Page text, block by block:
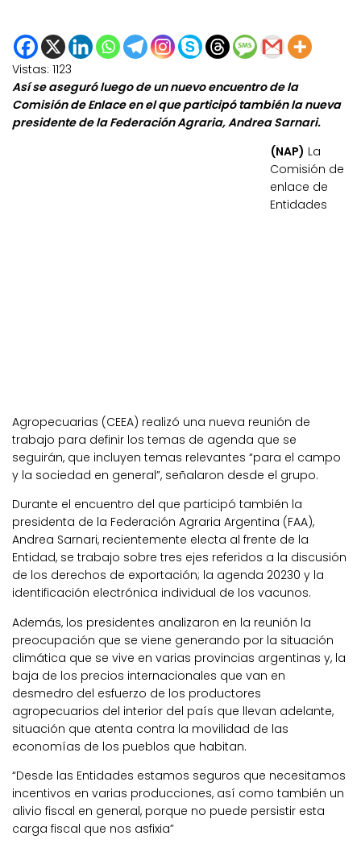
Vistas: 1123
Así se aseguró luego de un nuevo encuentro de la
Comisión de Enlace en el que participó también la nueva
presidente de la Federación Agraria, Andrea Sarnari.
(NAP) La
Comisión de
enlace de
Entidades
Agropecuarias (CEEA) realizó una nueva reunión de
trabajo para definir los temas de agenda que se
seguirán, que incluyen temas relevantes “para el campo
y la sociedad en general”, señalaron desde el grupo.
Durante el encuentro del que participó también la
presidenta de la Federación Agraria Argentina (FAA),
Andrea Sarnari, recientemente electa al frente de la
Entidad, se trabajo sobre tres ejes referidos a la discusión
de los derechos de exportación; la agenda 20230 y la
identificación electrónica individual de los vacunos.
Además, los presidentes analizaron en la reunión la
preocupación que se viene generando por la situación
climática que se vive en varias provincias argentinas y, la
baja de los precios internacionales que van en
desmedro del esfuerzo de los productores
agropecuarios del interior del país que llevan adelante,
situación que atenta contra la movilidad de las
economías de los pueblos que habitan.
“Desde las Entidades estamos seguros que necesitamos
incentivos en varias producciones, así como también un
alivio fiscal en general, porque no puede persistir esta
carga fiscal que nos asfixia”